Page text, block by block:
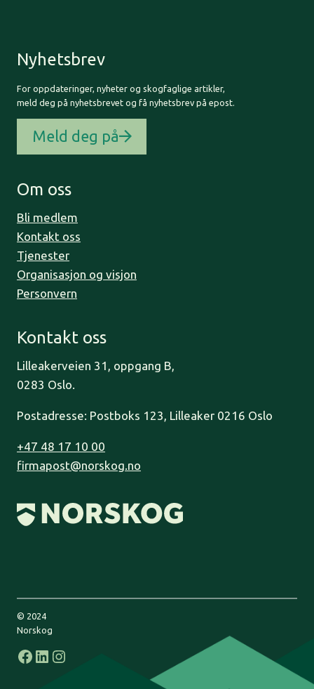
Nyhetsbrev
For oppdateringer, nyheter og skogfaglige artikler,
meld deg på nyhetsbrevet og få nyhetsbrev på epost.
Meld deg på
Om oss
Bli medlem
Kontakt oss
Tjenester
Organisasjon og visjon
Personvern
Kontakt oss
Lilleakerveien 31, oppgang B,
0283 Oslo.
Postadresse: Postboks 123, Lilleaker 0216 Oslo
+47 48 17 10 00
firmapost@norskog.no
© 2024
Norskog
Facebook
LinkedIn
Instagram